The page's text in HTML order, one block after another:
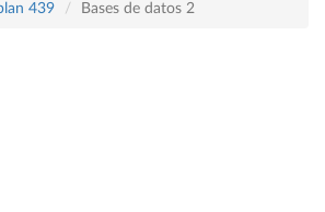
439
Bases de datos 2